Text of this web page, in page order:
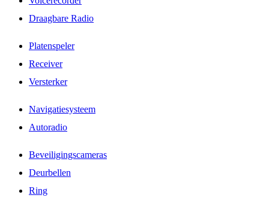
Draagbare Radio
Platenspeler
Receiver
Versterker
Navigatiesysteem
Autoradio
Beveiligingscameras
Deurbellen
Ring